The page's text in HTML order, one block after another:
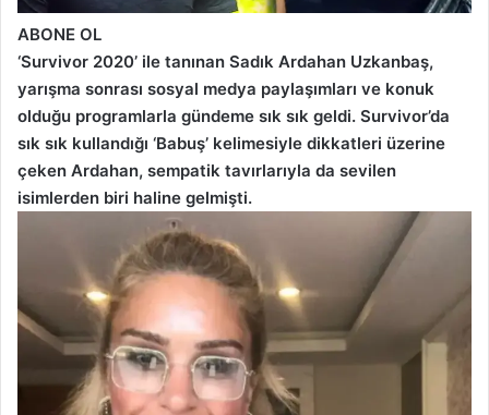
ABONE OL
‘Survivor 2020’ ile tanınan Sadık Ardahan Uzkanbaş,
yarışma sonrası sosyal medya paylaşımları ve konuk
olduğu programlarla gündeme sık sık geldi. Survivor’da
sık sık kullandığı ‘Babuş’ kelimesiyle dikkatleri üzerine
çeken Ardahan, sempatik tavırlarıyla da sevilen
isimlerden biri haline gelmişti.